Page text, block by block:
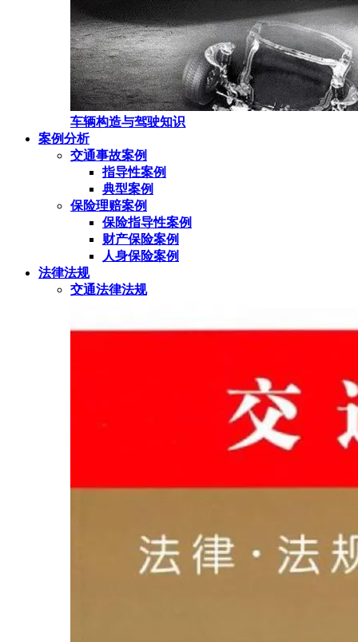
车辆构造与驾驶知识
案例分析
交通事故案例
指导性案例
典型案例
保险理赔案例
保险指导性案例
财产保险案例
人身保险案例
法律法规
交通法律法规